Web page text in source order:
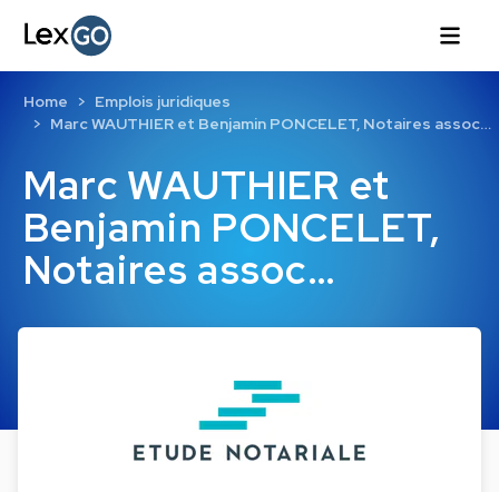
Marc WAUTHIER et
Benjamin PONCELET,
Notaires assoc…
Home
Emplois juridiques
Marc WAUTHIER et Benjamin PONCELET, Notaires assoc…